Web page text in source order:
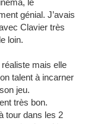
le
génial. J’avais
Clavier très
loin.
mais elle
talent à incarner
jeu.
très bon.
tour dans les 2